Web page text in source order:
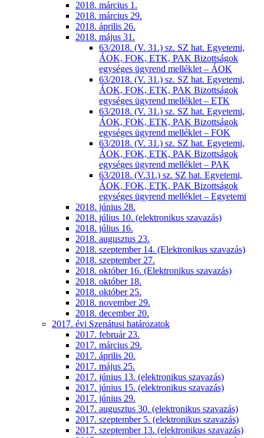
2018. március 1.
2018. március 29.
2018. április 26.
2018. május 31.
63/2018. (V. 31.) sz. SZ hat. Egyetemi,
ÁOK, FOK, ETK, PAK Bizottságok
egységes ügyrend melléklet – ÁOK
63/2018. (V. 31.) sz. SZ hat. Egyetemi,
ÁOK, FOK, ETK, PAK Bizottságok
egységes ügyrend melléklet – ETK
63/2018. (V. 31.) sz. SZ hat. Egyetemi,
ÁOK, FOK, ETK, PAK Bizottságok
egységes ügyrend melléklet – FOK
63/2018. (V. 31.) sz. SZ hat. Egyetemi,
ÁOK, FOK, ETK, PAK Bizottságok
egységes ügyrend melléklet – PAK
63/2018. (V.31.) sz. SZ hat. Egyetemi,
ÁOK, FOK, ETK, PAK Bizottságok
egységes ügyrend melléklet – Egyetemi
2018. június 28.
2018. július 10. (elektronikus szavazás)
2018. július 16.
2018. augusztus 23.
2018. szeptember 14. (Elektronikus szavazás)
2018. szeptember 27.
2018. október 16. (Elektronikus szavazás)
2018. október 18.
2018. október 25.
2018. november 29.
2018. december 20.
2017. évi Szenátusi határozatok
2017. február 23.
2017. március 29.
2017. április 20.
2017. május 25.
2017. június 13. (elektronikus szavazás)
2017. június 15. (elektronikus szavazás)
2017. június 29.
2017. augusztus 30. (elektronikus szavazás)
2017. szeptember 5. (elektronikus szavazás)
2017. szeptember 13. (elektronikus szavazás)